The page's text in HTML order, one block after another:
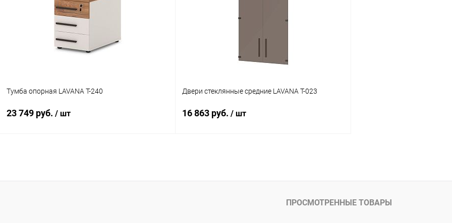
Купить в 1 клик
В наличии
Тумба опорная LAVANA T-240
23 749 руб. / шт
Купить в 1 клик К сравнению
Двери стеклянные средние LAVANA T-023
16 863 руб. / шт
Купить в 1 клик К сравнению
В наличии
ПРОСМОТРЕННЫЕ ТОВАРЫ